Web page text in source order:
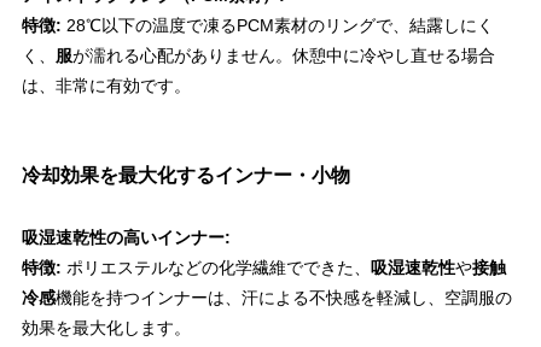
特徴: 28℃以下の温度で凍るPCM素材のリングで、結露しにく
く、 服が濡れる心配がありません。休憩中に冷やし直せる場合
は、非常に有効です。
冷却効果を最大化するインナー・小物
吸湿速乾性の高いインナー:
特徴: ポリエステルなどの化学繊維でできた、 吸湿速乾性や接触
冷感機能を持つインナーは、汗による不快感を軽減し、空調服の
効果を最大化します。